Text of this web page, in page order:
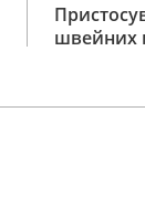
швейних
101